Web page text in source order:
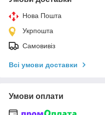
Нова Пошта
Укрпошта
Самовивіз
Всі умови доставки
Умови оплати